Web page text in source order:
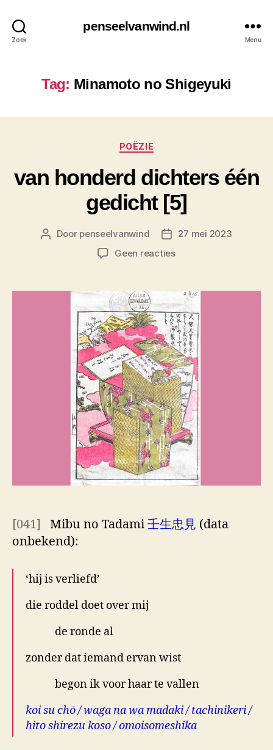
Zoek
penseelvanwind.nl
Menu
Tag: Minamoto no Shigeyuki
Categorieën
POËZIE
van honderd dichters één
gedicht [5]
Berichtauteur
Door penseelvanwind Berichtdatum
27 mei 2023
Geen reactiesop
dichters
één
gedicht [5]
[041] Mibu no Tadami壬生忠見 (data
onbekend):
‘hij is verliefd’
die roddel doet over mij
de ronde al
zonder dat iemand ervan wist
begon ik voor haar te vallen
koi su chō / waga na wa madaki / tachinikeri /
hito shirezu koso / omoisomeshika